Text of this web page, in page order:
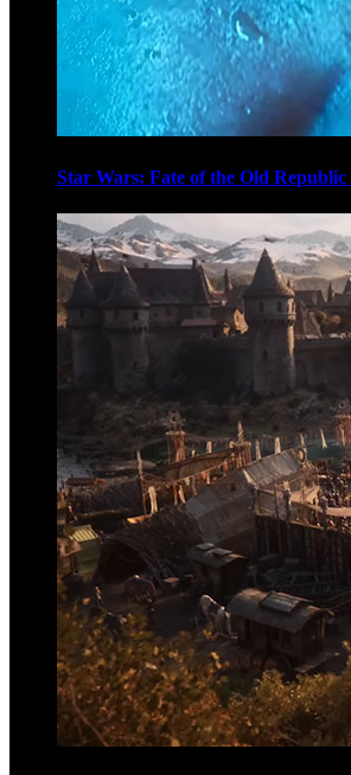
Star Wars: Fate of the Old Republic